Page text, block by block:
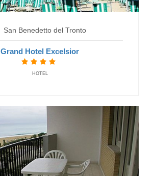
San Benedetto del Tronto
Grand Hotel Excelsior
HOTEL